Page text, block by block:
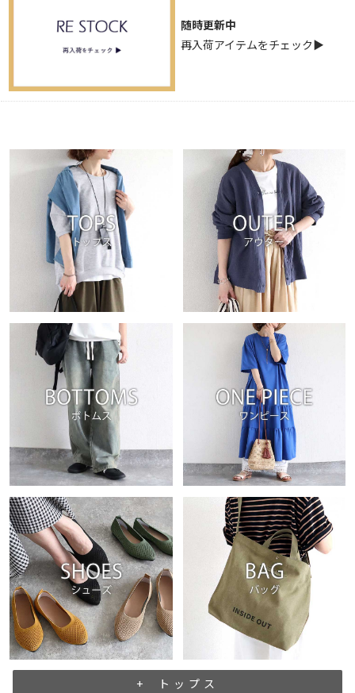
随時更新中
再入荷アイテムをチェック▶
トップス